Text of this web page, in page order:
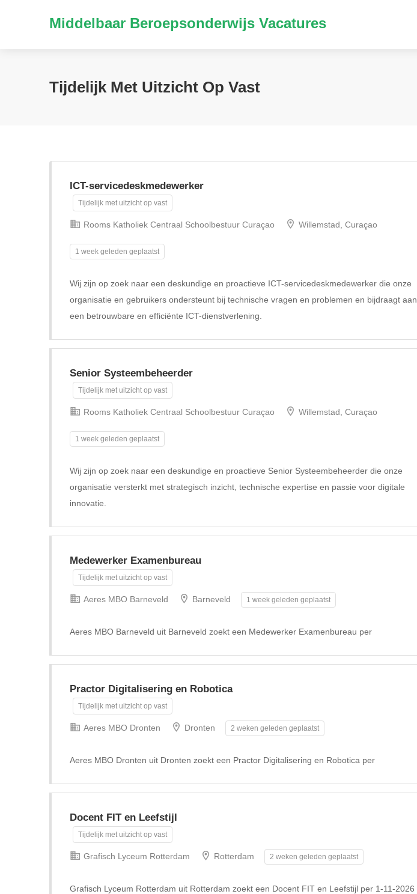
Middelbaar Beroepsonderwijs Vacatures
Tijdelijk Met Uitzicht Op Vast
ICT-servicedeskmedewerker
Tijdelijk met uitzicht op vast
Rooms Katholiek Centraal Schoolbestuur Curaçao Willemstad, Curaçao
1 week geleden geplaatst
Wij zijn op zoek naar een deskundige en proactieve ICT-servicedeskmedewerker die onze
organisatie en gebruikers ondersteunt bij technische vragen en problemen en bijdraagt aan
een betrouwbare en efficiënte ICT-dienstverlening.
Senior Systeembeheerder
Tijdelijk met uitzicht op vast
Rooms Katholiek Centraal Schoolbestuur Curaçao Willemstad, Curaçao
1 week geleden geplaatst
Wij zijn op zoek naar een deskundige en proactieve Senior Systeembeheerder die onze
organisatie versterkt met strategisch inzicht, technische expertise en passie voor digitale
innovatie.
Medewerker Examenbureau
Tijdelijk met uitzicht op vast
Aeres MBO Barneveld Barneveld 1 week geleden geplaatst
Aeres MBO Barneveld uit Barneveld zoekt een Medewerker Examenbureau per
Practor Digitalisering en Robotica
Tijdelijk met uitzicht op vast
Aeres MBO Dronten Dronten 2 weken geleden geplaatst
Aeres MBO Dronten uit Dronten zoekt een Practor Digitalisering en Robotica per
Docent FIT en Leefstijl
Tijdelijk met uitzicht op vast
Grafisch Lyceum Rotterdam Rotterdam 2 weken geleden geplaatst
Grafisch Lyceum Rotterdam uit Rotterdam zoekt een Docent FIT en Leefstijl per 1-11-2026